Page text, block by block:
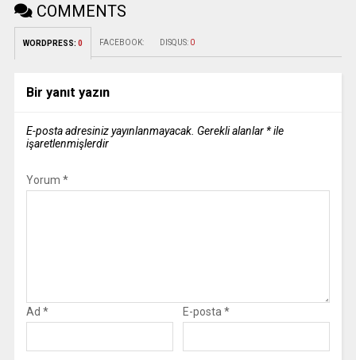
COMMENTS
WORDPRESS: 0 FACEBOOK: DISQUS: 0
Bir yanıt yazın
E-posta adresiniz yayınlanmayacak. Gerekli alanlar *ile
işaretlenmişlerdir
Yorum *
Ad * E-posta *